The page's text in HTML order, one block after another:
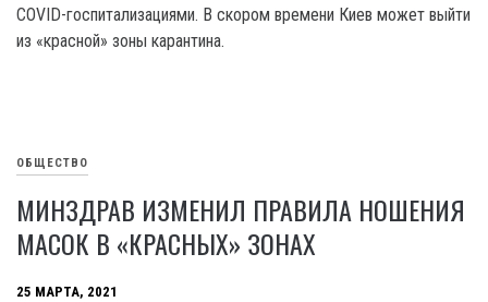
COVID-госпитализациями. В скором времени Киев может выйти
из «красной» зоны карантина.
ОБЩЕСТВО
МИНЗДРАВ ИЗМЕНИЛ ПРАВИЛА НОШЕНИЯ
МАСОК В «КРАСНЫХ» ЗОНАХ
25 МАРТА, 2021